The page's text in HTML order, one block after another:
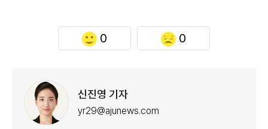
0 0
신진영 기자
yr29@ajunews.com